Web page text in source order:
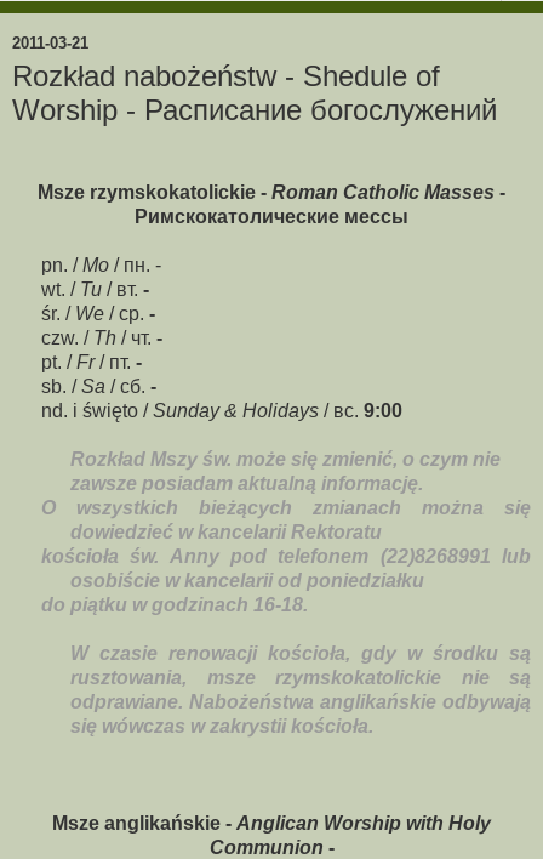
2011-03-21
Rozkład nabożeństw - Shedule of
Worship - Расписание богослужений
Msze rzymskokatolickie - Roman Catholic Masses -
Римскокатолические мессы
pn. /Mo / пн. -
wt. / Tu / вт. -
śr. / We / ср. -
czw. / Th / чт. -
pt. /Fr/ пт. -
sb. /Sa /сб. -
nd. i święto /Sunday & Holidays / вс. 9:00
Rozkład Mszy św. może się zmienić, o czym nie
zawsze posiadam aktualną informację.
O wszystkich bieżących zmianach można się
dowiedzieć w kancelarii Rektoratu
kościoła św. Anny pod telefonem (22)8268991 lub
osobiście w kancelarii od poniedziałku
do piątku w godzinach 16-18.
W czasie renowacji kościoła, gdy w środku są
rusztowania, msze rzymskokatolickie nie są
odprawiane. Nabożeństwa anglikańskie odbywają
się wówczas w zakrystii kościoła.
Msze anglikańskie - Anglican Worship with Holy
Communion -